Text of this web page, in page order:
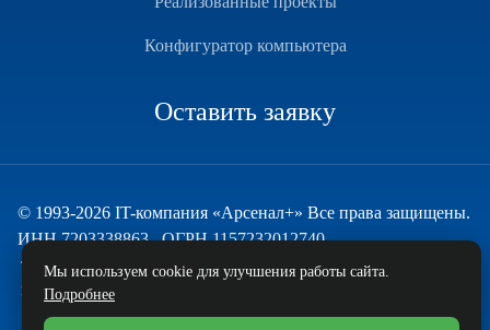
Конфигуратор компьютера
Оставить заявку
© 1993-2026 IT-компания «Арсенал+» Все права защищены.
ИНН 7203338863 , ОГРН 1157232012740
Техническая поддержка
и развитие — ECHO
Мы используем cookie для улучшения работы сайта.
Подробнее